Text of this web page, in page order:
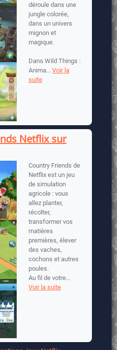
déroule dans une
jungle colorée,
dans un univers
mignon et
magique.
Dans Wild Things :
Anima... Voir la
suite
Netflix sur
Country Friends de
Netflix est un jeu
de simulation
agricole : vous
allez planter,
récolter,
transformer vos
matières
premières, élever
des vaches,
cochons et autres
poules.
Au fil de votre...
Voir la suite